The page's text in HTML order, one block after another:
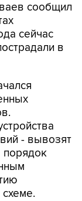
сообщил
сейчас
в
- вывозят
порядок